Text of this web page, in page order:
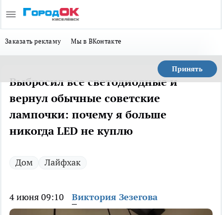
Заказать рекламу Мы в ВКонтакте
Принять
Выбросил все светодиодные и
вернул обычные советские
лампочки: почему я больше
никогда LED не куплю
Дом Лайфхак
4 июня 09:10 Виктория Зезегова